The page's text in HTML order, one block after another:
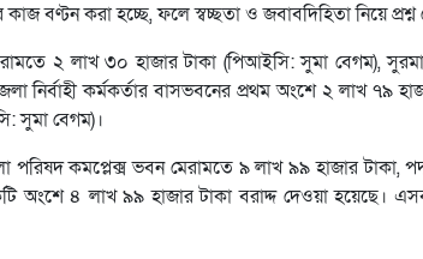
বণ্টন করা হচ্ছে, ফলে স্বচ্ছতা ও জবাবদিহিতা নিয়ে প্রশ্ন
২ লাখ ৩০ হাজার টাকা (পিআইসি: সুমা বেগম),
নির্বাহী কর্মকর্তার বাসভবনের প্রথম অংশে ২ লাখ ৭৯
সুমা বেগম)।
কমপ্লেক্স ভবন মেরামতে ৯ লাখ ৯৯ হাজার টাকা,
৪ লাখ ৯৯ হাজার টাকা বরাদ্দ দেওয়া হয়েছে।